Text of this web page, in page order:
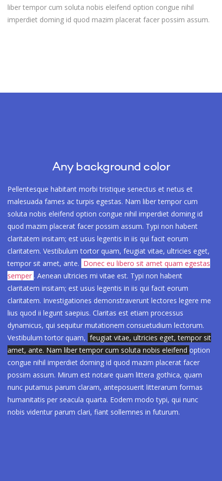
liber tempor cum soluta nobis eleifend option congue nihil
imperdiet doming id quod mazim placerat facer possim assum.
Any background color
Pellentesque habitant morbi tristique senectus et netus et
malesuada fames ac turpis egestas. Nam liber tempor cum
soluta nobis eleifend option congue nihil imperdiet doming id
quod mazim placerat facer possim assum. Typi non habent
claritatem insitam; est usus legentis in iis qui facit eorum
claritatem. Vestibulum tortor quam, feugiat vitae, ultricies eget,
tempor sit amet, ante. Donec eu libero sit amet quam egestas
semper . Aenean ultricies mi vitae est. Typi non habent
claritatem insitam; est usus legentis in iis qui facit eorum
claritatem. Investigationes demonstraverunt lectores legere me
lius quod ii legunt saepius. Claritas est etiam processus
dynamicus, qui sequitur mutationem consuetudium lectorum.
Vestibulum tortor quam, feugiat vitae, ultricies eget, tempor sit
amet, ante. Nam liber tempor cum soluta nobis eleifend option
congue nihil imperdiet doming id quod mazim placerat facer
possim assum. Mirum est notare quam littera gothica, quam
nunc putamus parum claram, anteposuerit litterarum formas
humanitatis per seacula quarta. Eodem modo typi, qui nunc
nobis videntur parum clari, fiant sollemnes in futurum.